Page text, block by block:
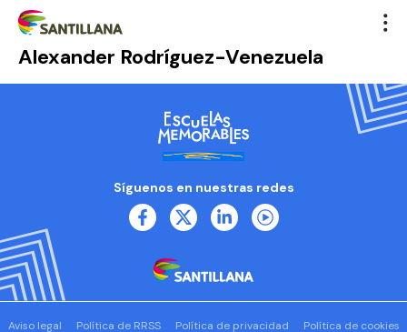
Alexander Rodríguez-Venezuela
Síguenos en nuestras redes
Aviso legal Política de RRSS Política de privacidad
Política de cookies